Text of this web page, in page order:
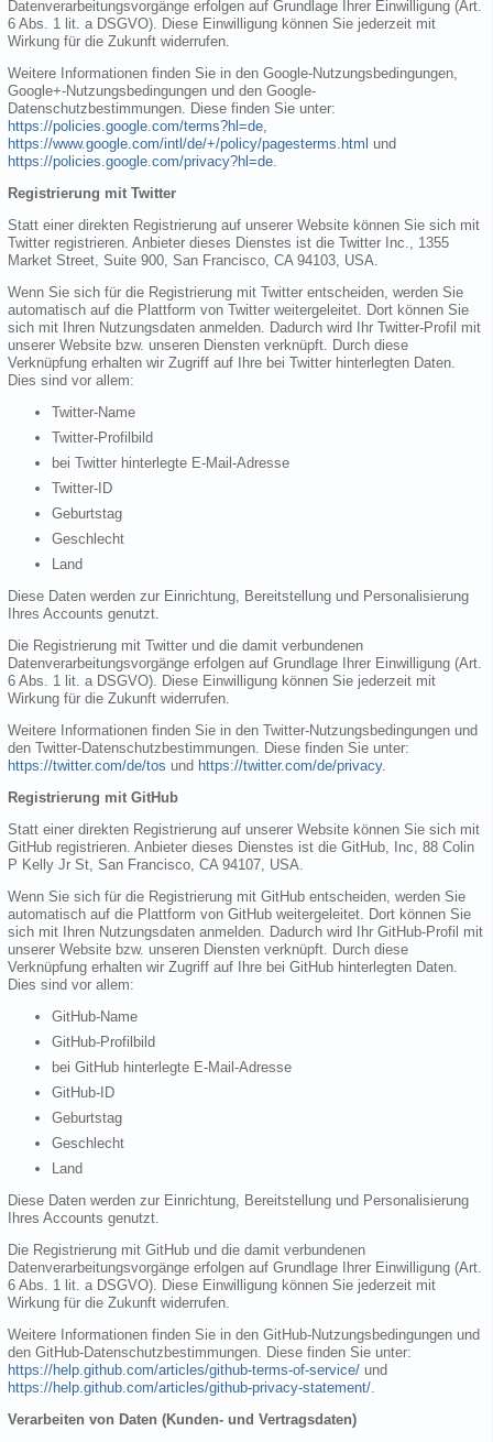
Datenverarbeitungsvorgänge erfolgen auf Grundlage Ihrer Einwilligung (Art.
6 Abs. 1 lit. a DSGVO). Diese Einwilligung können Sie jederzeit mit
Wirkung für die Zukunft widerrufen.
Weitere Informationen finden Sie in den Google-Nutzungsbedingungen,
Google+-Nutzungsbedingungen und den Google-
Datenschutzbestimmungen. Diese finden Sie unter:
https://policies.google.com/terms?hl=de,
https://www.google.com/intl/de/+/policy/pagesterms.html und
https://policies.google.com/privacy?hl=de.
Registrierung mit Twitter
Statt einer direkten Registrierung auf unserer Website können Sie sich mit
Twitter registrieren. Anbieter dieses Dienstes ist die Twitter Inc., 1355
Market Street, Suite 900, San Francisco, CA 94103, USA.
Wenn Sie sich für die Registrierung mit Twitter entscheiden, werden Sie
automatisch auf die Plattform von Twitter weitergeleitet. Dort können Sie
sich mit Ihren Nutzungsdaten anmelden. Dadurch wird Ihr Twitter-Profil mit
unserer Website bzw. unseren Diensten verknüpft. Durch diese
Verknüpfung erhalten wir Zugriff auf Ihre bei Twitter hinterlegten Daten.
Dies sind vor allem:
Twitter-Name
Twitter-Profilbild
bei Twitter hinterlegte E-Mail-Adresse
Twitter-ID
Geburtstag
Geschlecht
Land
Diese Daten werden zur Einrichtung, Bereitstellung und Personalisierung
Ihres Accounts genutzt.
Die Registrierung mit Twitter und die damit verbundenen
Datenverarbeitungsvorgänge erfolgen auf Grundlage Ihrer Einwilligung (Art.
6 Abs. 1 lit. a DSGVO). Diese Einwilligung können Sie jederzeit mit
Wirkung für die Zukunft widerrufen.
Weitere Informationen finden Sie in den Twitter-Nutzungsbedingungen und
den Twitter-Datenschutzbestimmungen. Diese finden Sie unter:
https://twitter.com/de/tos und https://twitter.com/de/privacy.
Registrierung mit GitHub
Statt einer direkten Registrierung auf unserer Website können Sie sich mit
GitHub registrieren. Anbieter dieses Dienstes ist die GitHub, Inc, 88 Colin
P Kelly Jr St, San Francisco, CA 94107, USA.
Wenn Sie sich für die Registrierung mit GitHub entscheiden, werden Sie
automatisch auf die Plattform von GitHub weitergeleitet. Dort können Sie
sich mit Ihren Nutzungsdaten anmelden. Dadurch wird Ihr GitHub-Profil mit
unserer Website bzw. unseren Diensten verknüpft. Durch diese
Verknüpfung erhalten wir Zugriff auf Ihre bei GitHub hinterlegten Daten.
Dies sind vor allem:
GitHub-Name
GitHub-Profilbild
bei GitHub hinterlegte E-Mail-Adresse
GitHub-ID
Geburtstag
Geschlecht
Land
Diese Daten werden zur Einrichtung, Bereitstellung und Personalisierung
Ihres Accounts genutzt.
Die Registrierung mit GitHub und die damit verbundenen
Datenverarbeitungsvorgänge erfolgen auf Grundlage Ihrer Einwilligung (Art.
6 Abs. 1 lit. a DSGVO). Diese Einwilligung können Sie jederzeit mit
Wirkung für die Zukunft widerrufen.
Weitere Informationen finden Sie in den GitHub-Nutzungsbedingungen und
den GitHub-Datenschutzbestimmungen. Diese finden Sie unter:
https://help.github.com/articles/github-terms-of-service/ und
https://help.github.com/articles/github-privacy-statement/.
Verarbeiten von Daten (Kunden- und Vertragsdaten)